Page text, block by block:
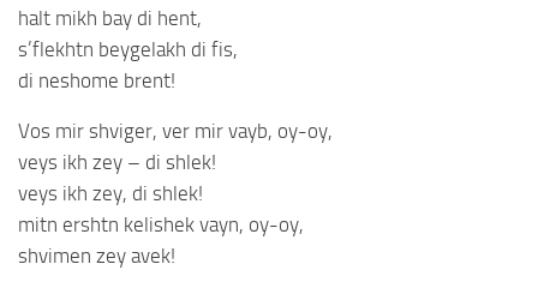
halt mikh bay di hent,
s’flekhtn beygelakh di fis,
di neshome brent!
Vos mir shviger, ver mir vayb, oy-oy,
veys ikh zey – di shlek!
veys ikh zey, di shlek!
mitn ershtn kelishek vayn, oy-oy,
shvimen zey avek!